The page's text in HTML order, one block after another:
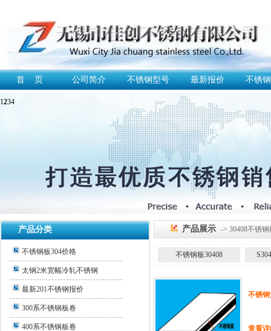
首 页 公司简介 不锈钢型号 最新报价 不锈
1234
产品分类
不锈钢板304价格
太钢2米宽幅冷轧不锈钢
最新201不锈钢报价
300系不锈钢板卷
400系不锈钢板卷
产品展示 -> 30408不锈钢
不锈钢板30408
不锈
查看